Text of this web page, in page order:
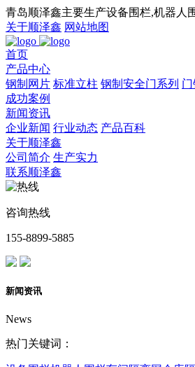
青岛顺泽鑫主要生产设备围栏,机器人
关于顺泽鑫 网站地图
首页
产品中心
钢制网片 标准立柱 钢制安全门系列 门
成功案例
新闻资讯
企业新闻 行业动态 产品百科
关于顺泽鑫
公司简介 生产实力
联系顺泽鑫
咨询热线
155-8899-5885
新闻资讯
News
热门关键词：